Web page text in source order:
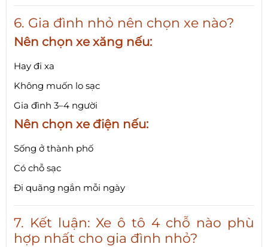
6. Gia đình nhỏ nên chọn xe nào?
Nên chọn xe xăng nếu:
Hay đi xa
Không muốn lo sạc
Gia đình 3–4 người
Nên chọn xe điện nếu:
Sống ở thành phố
Có chỗ sạc
Đi quãng ngắn mỗi ngày
7. Kết luận: Xe ô tô 4 chỗ nào phù
hợp nhất cho gia đình nhỏ?